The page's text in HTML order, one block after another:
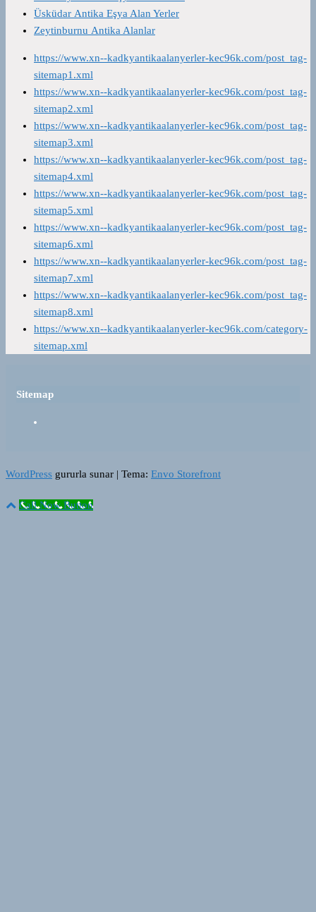
Üsküdar Antika Eşya Alan Yerler
Zeytinburnu Antika Alanlar
https://www.xn--kadkyantikaalanyerler-kec96k.com/post_tag-
sitemap1.xml
https://www.xn--kadkyantikaalanyerler-kec96k.com/post_tag-
sitemap2.xml
https://www.xn--kadkyantikaalanyerler-kec96k.com/post_tag-
sitemap3.xml
https://www.xn--kadkyantikaalanyerler-kec96k.com/post_tag-
sitemap4.xml
https://www.xn--kadkyantikaalanyerler-kec96k.com/post_tag-
sitemap5.xml
https://www.xn--kadkyantikaalanyerler-kec96k.com/post_tag-
sitemap6.xml
https://www.xn--kadkyantikaalanyerler-kec96k.com/post_tag-
sitemap7.xml
https://www.xn--kadkyantikaalanyerler-kec96k.com/post_tag-
sitemap8.xml
https://www.xn--kadkyantikaalanyerler-kec96k.com/category-
sitemap.xml
Sitemap
WordPress gururla sunar | Tema: Envo Storefront
Call Now Button